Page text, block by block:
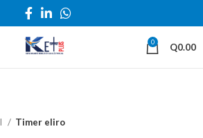
0 Q0.00
Timer eliro